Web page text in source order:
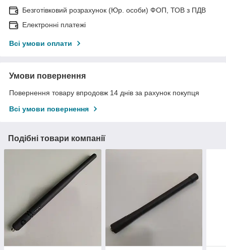
Безготівковий розрахунок (Юр. особи) ФОП, ТОВ з ПДВ
Електронні платежі
Всі умови оплати
Умови повернення
Повернення товару впродовж 14 днів за рахунок покупця
Всі умови повернення
Подібні товари компанії